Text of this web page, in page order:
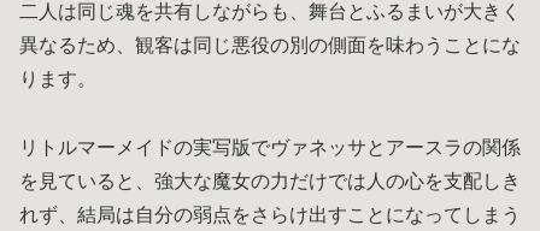
二人は同じ魂を共有しながらも、舞台とふるまいが大きく
異なるため、観客は同じ悪役の別の側面を味わうことにな
ります。
リトルマーメイドの実写版でヴァネッサとアースラの関係
を見ていると、強大な魔女の力だけでは人の心を支配しき
れず、結局は自分の弱点をさらけ出すことになってしまう